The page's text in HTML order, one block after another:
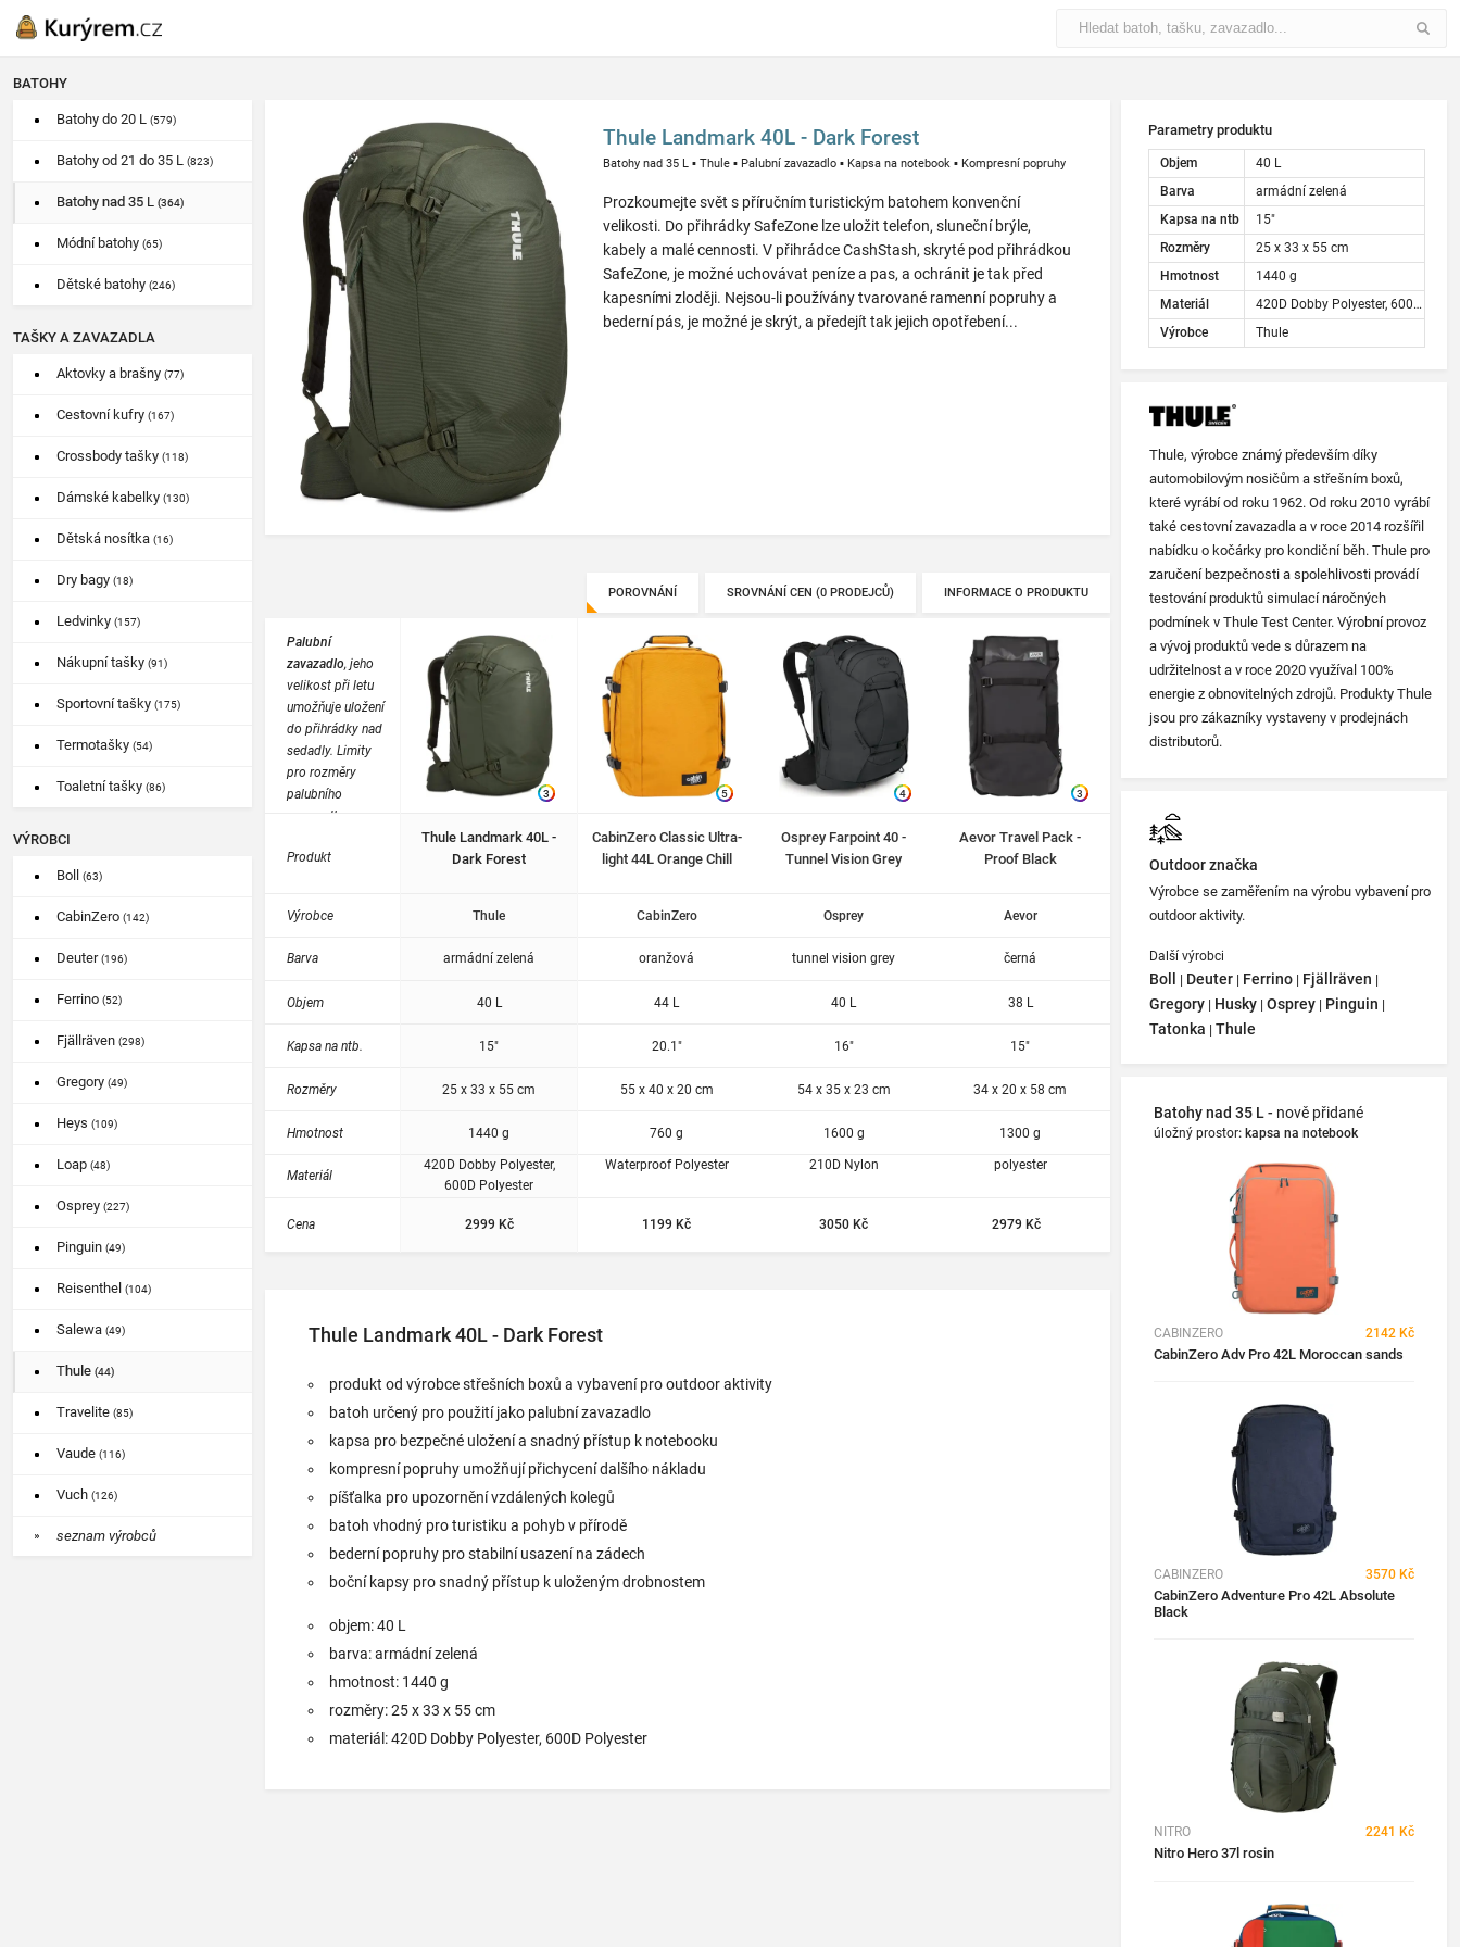
BATOHY
Batohy do 20 L (579)
Batohy od 21 do 35 L (823)
Batohy nad 35 L (364)
Módní batohy (65)
Dětské batohy (246)
TAŠKY A ZAVAZADLA
Aktovky a brašny (77)
Cestovní kufry (167)
Crossbody tašky (118)
Dámské kabelky (130)
Dětská nosítka (16)
Dry bagy (18)
Ledvinky (157)
Nákupní tašky (91)
Sportovní tašky (175)
Termotašky (54)
Toaletní tašky (86)
VÝROBCI
Boll (63)
CabinZero (142)
Deuter(196)
Ferrino (52)
Fjällräven (298)
Gregory (49)
Heys (109)
Loap (48)
Osprey (227)
Pinguin (49)
Reisenthel (104)
Salewa (49)
Thule (44)
Travelite (85)
Vaude (116)
Vuch (126)
seznam výrobců
Thule Landmark 40L - Dark Forest
Batohy nad 35 L ▪Thule ▪ Palubní zavazadlo ▪ Kapsa na notebook ▪ Kompresní popruhy
Prozkoumejte svět s příručním turistickým batohem konvenční
velikosti. Do přihrádky SafeZone lze uložit telefon, sluneční brýle,
kabely a malé cennosti. V přihrádce CashStash, skryté pod přihrádkou
SafeZone, je možné uchovávat peníze a pas, a ochránit je tak před
kapesními zloději. Nejsou-li používány tvarované ramenní popruhy a
bederní pás, je možné je skrýt, a předejít tak jejich opotřebení...
POROVNÁNÍ SROVNÁNÍ CEN (0 PRODEJCŮ) INFORMACE O PRODUKTU
Palubní
zavazadlo, jeho
velikost při letu
umožňuje uložení
do přihrádky nad
sedadly. Limity
pro rozměry
palubního
zavazadla se pro
společnost liší.
Produkt
Výrobce
Barva
Objem
Kapsa na ntb.
Rozměry
Hmotnost
Materiál
Cena
3
Thule Landmark 40L -
Dark Forest
Thule
armádní zelená
40 L
15"
25 x 33 x 55 cm
1440 g
420D Dobby Polyester,
600D Polyester
2999 Kč
5
CabinZero Classic Ultra-
light 44L Orange Chill
CabinZero
oranžová
44 L
20.1"
55 x 40 x 20 cm
760 g
Waterproof Polyester
1199 Kč
4
Osprey Farpoint 40 -
Tunnel Vision Grey
Osprey
tunnel vision grey
40 L
16"
54 x 35 x 23 cm
1600 g
210D Nylon
3050 Kč
3
Aevor Travel Pack -
Proof Black
Aevor
černá
38 L
15"
34 x 20 x 58 cm
1300 g
polyester
2979 Kč
Thule Landmark 40L - Dark Forest
produkt od výrobce střešních boxů a vybavení pro outdoor aktivity
batoh určený pro použití jako palubní zavazadlo
kapsa pro bezpečné uložení a snadný přístup k notebooku
kompresní popruhy umožňují přichycení dalšího nákladu
píšťalka pro upozornění vzdálených kolegů
batoh vhodný pro turistiku a pohyb v přírodě
bederní popruhy pro stabilní usazení na zádech
boční kapsy pro snadný přístup k uloženým drobnostem
objem: 40 L
barva: armádní zelená
hmotnost: 1440 g
rozměry: 25 x 33 x 55 cm
materiál: 420D Dobby Polyester, 600D Polyester
Parametry produktu
Objem
40 L
Barva
armádní zelená
Kapsa na ntb
15"
Rozměry
25 x 33 x 55 cm
Hmotnost
1440 g
Materiál
420D Dobby Polyester, 600D Polyester
Výrobce
Thule
Thule, výrobce známý především díky
automobilovým nosičům a střešním boxů,
které vyrábí od roku 1962. Od roku 2010 vyrábí
také cestovní zavazadla a v roce 2014 rozšířil
nabídku o kočárky pro kondiční běh. Thule pro
zaručení bezpečnosti a spolehlivosti provádí
testování produktů simulací náročných
podmínek v Thule Test Center. Výrobní provoz
a vývoj produktů vede s důrazem na
udržitelnost a v roce 2020 využíval 100%
energie z obnovitelných zdrojů. Produkty Thule
jsou pro zákazníky vystaveny v prodejnách
distributorů.
Outdoor značka
Výrobce se zaměřením na výrobu vybavení pro
outdoor aktivity.
Další výrobci
Boll | Deuter | Ferrino | Fjällräven |
Gregory | Husky | Osprey | Pinguin |
Tatonka | Thule
Batohy nad 35 L - nově přidané
úložný prostor: kapsa na notebook
CABINZERO 2142 Kč
CabinZero Adv Pro 42L Moroccan sands
CABINZERO 3570 Kč
CabinZero Adventure Pro 42L Absolute
Black
NITRO 2241 Kč
Nitro Hero 37l rosin